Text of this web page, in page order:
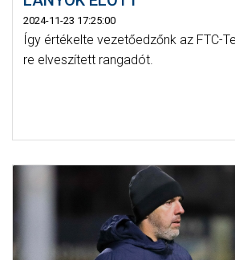
2024-11-23 17:25:00
Így értékelte vezetőedzőnk az FTC-
re elveszített rangadót.